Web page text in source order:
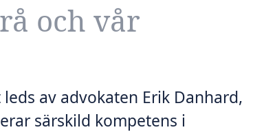
och vår
av advokaten Erik Danhard,
särskild kompetens i